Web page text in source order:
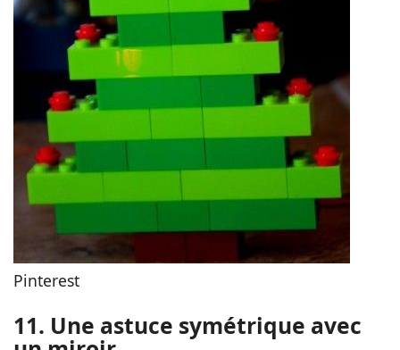
Pinterest
11. Une astuce symétrique avec